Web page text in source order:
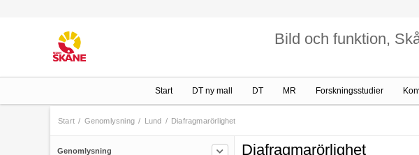
Bild och funktion,
Start DT ny mall DT MR Forskningsstudier
Start / Genomlysning / Lund / Diafragmarörlighet
Genomlysning Diafragmarörlighet